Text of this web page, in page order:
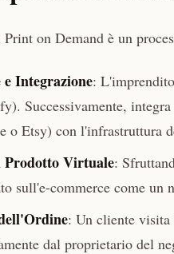
on Demand è un
Integrazione:
Successivamente,
o Etsy) con l'infrastruttura
Prodotto Virtuale:
sull'e-commerce come un
: Un cliente
dal proprietario del